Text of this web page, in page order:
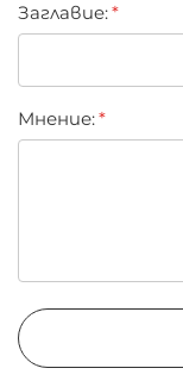
Заглавиe:
Мнение: